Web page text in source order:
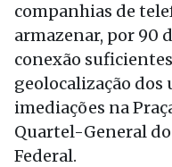
companhias de
armazenar, por 90
conexão
geolocalização dos
imediações na
Quartel-General
Federal.